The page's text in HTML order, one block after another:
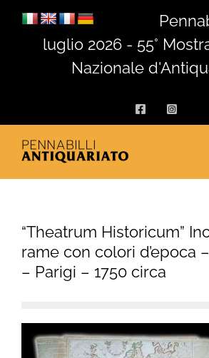
Salta
contenutoluglio 2026 - 55°
Nazionale
Facebook
“Theatrum Historicum”
rame con colori d’epoca –
– Parigi – 1750 circa